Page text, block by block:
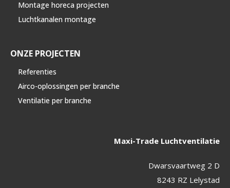
Montage horeca projecten
Luchtkanalen montage
ONZE PROJECTEN
Referenties
Airco-oplossingen per branche
Ventilatie per branche
Maxi-Trade Luchtventilatie
Dwarsvaartweg 2 D
8243 RZ Lelystad